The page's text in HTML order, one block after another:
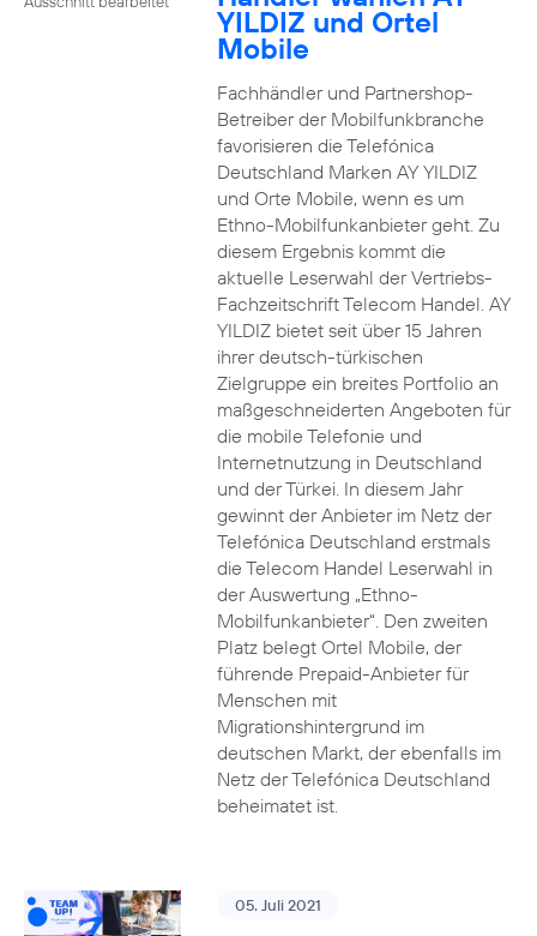
YILDIZ und Ortel
Mobile
Fachhändler und Partnershop-
Betreiber der Mobilfunkbranche
favorisieren die Telefónica
Deutschland Marken AY YILDIZ
und Orte Mobile, wenn es um
Ethno-Mobilfunkanbieter geht. Zu
diesem Ergebnis kommt die
aktuelle Leserwahl der Vertriebs-
Fachzeitschrift Telecom Handel. AY
YILDIZ bietet seit über 15 Jahren
ihrer deutsch-türkischen
Zielgruppe ein breites Portfolio an
maßgeschneiderten Angeboten für
die mobile Telefonie und
Internetnutzung in Deutschland
und der Türkei. In diesem Jahr
gewinnt der Anbieter im Netz der
Telefónica Deutschland erstmals
die Telecom Handel Leserwahl in
der Auswertung „Ethno-
Mobilfunkanbieter“. Den zweiten
Platz belegt Ortel Mobile, der
führende Prepaid-Anbieter für
Menschen mit
Migrationshintergrund im
deutschen Markt, der ebenfalls im
Netz der Telefónica Deutschland
beheimatet ist.
05. Juli 2021